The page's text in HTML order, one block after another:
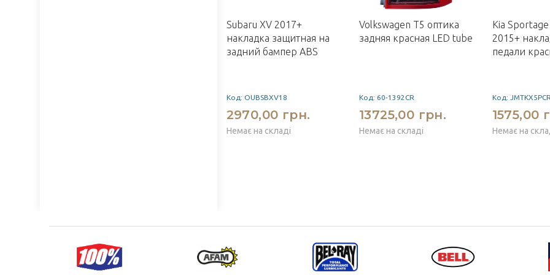
Subaru XV 2017+
накладка защитная на
задний бампер ABS
Код: OUBSBXV18
2970,00 грн.
Немає на складі
Volkswagen T5 оптика
задняя красная LED tube
Код: 60-1392CR
13725,00 грн.
Немає на складі
Kia
2015+
педали
Код:
1575,00
Немає на